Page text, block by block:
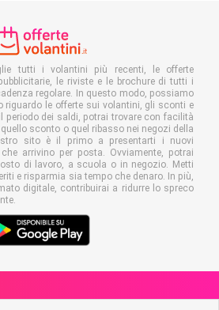
tutti i volantini più recenti, le offerte
le riviste e le brochure di tutti i
regolare. In questo modo, possiamo
riguardo le offerte sui volantini, gli sconti e
periodo dei saldi, potrai trovare con facilità
sconto o quel ribasso nei negozi della
sito è il primo a presentarti i nuovi
arrivino per posta. Ovviamente, potrai
di lavoro, a scuola o in negozio. Metti
e risparmia sia tempo che denaro. In più,
digitale, contribuirai a ridurre lo spreco